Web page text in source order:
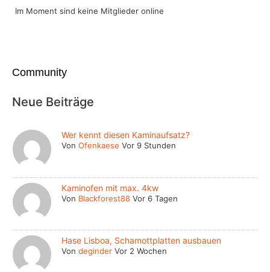
Im Moment sind keine Mitglieder online
Community
Neue Beiträge
Wer kennt diesen Kaminaufsatz?
VonOfenkaese Vor 9 Stunden
Kaminofen mit max. 4kw
Von Blackforest88 Vor 6 Tagen
Hase Lisboa, Schamottplatten ausbauen
Vondeginder Vor 2 Wochen